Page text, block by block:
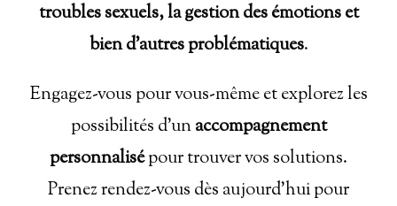
troubles sexuels, la gestion des émotions et
bien d'autres problématiques.
Engagez-vous pour vous-même et explorez les
possibilités d’unaccompagnement
personnalisépour trouver vos solutions.
Prenez rendez-vous dès aujourd'hui pour